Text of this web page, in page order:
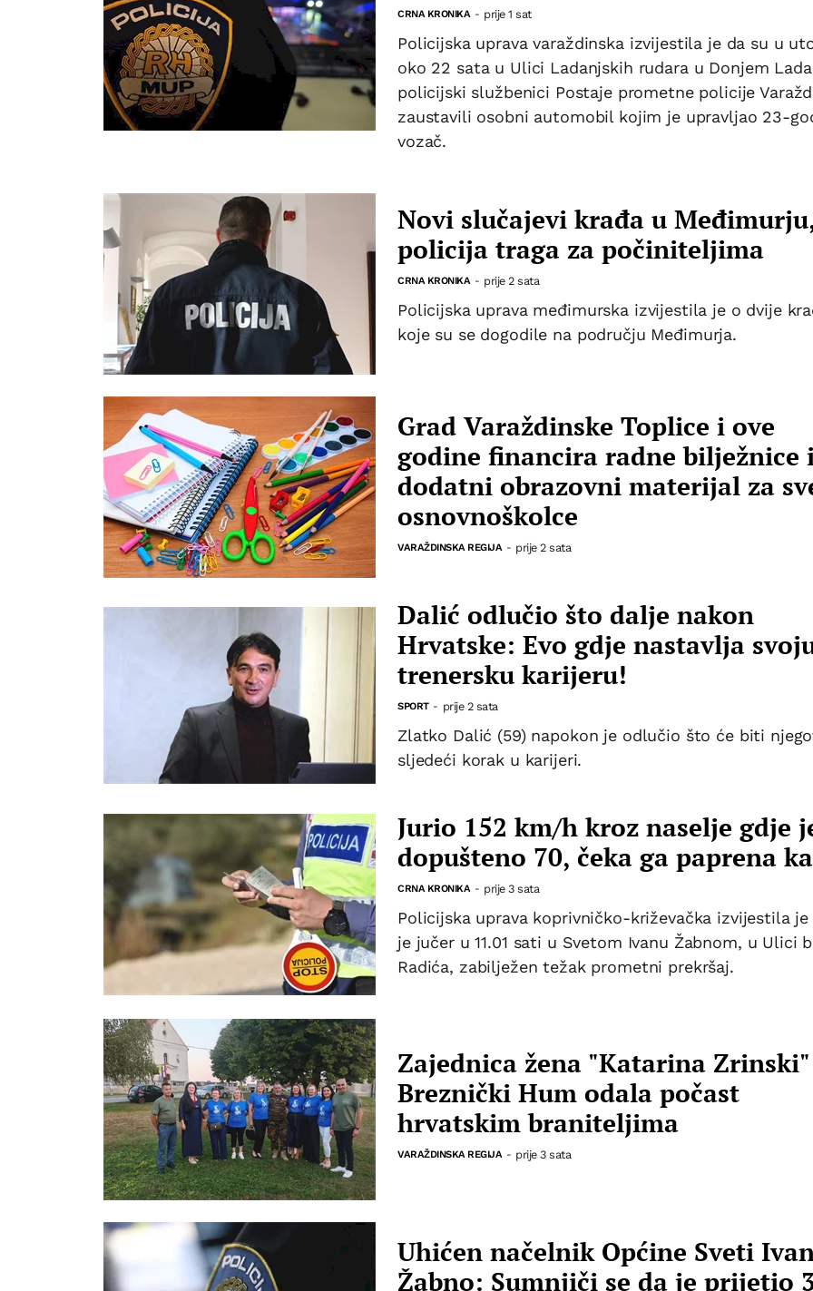
CRNA KRONIKA - prije 1 sat
Policijska uprava varaždinska izvijestila je da su u
oko 22 sata u Ulici Ladanjskih rudara u Donjem
policijski službenici Postaje prometne policije
zaustavili osobni automobil kojim je upravljao 23-
vozač.
Novi slučajevi krađa u
policija traga za počiniteljima
CRNA KRONIKA - prije 2 sata
Policijska uprava međimurska izvijestila je o dvije
koje su se dogodile na području Međimurja.
Grad Varaždinske Toplice i ove
godine financira radne bilježnice
dodatni obrazovni materijal za
osnovnoškolce
VARAŽDINSKA REGIJA - prije 2 sata
Dalić odlučio što dalje nakon
Hrvatske: Evo gdje nastavlja
trenersku karijeru!
SPORT - prije 2 sata
Zlatko Dalić (59) napokon je odlučio što će biti
sljedeći korak u karijeri.
Jurio 152 km/h kroz naselje gdje
dopušteno 70, čeka ga paprena
CRNA KRONIKA - prije 3 sata
Policijska uprava koprivničko-križevačka izvijestila je
je jučer u 11.01 sati u Svetom Ivanu Žabnom, u Ulici
Radića, zabilježen težak prometni prekršaj.
Zajednica žena "Katarina Zrinski"
Breznički Hum odala počast
hrvatskim braniteljima
VARAŽDINSKA REGIJA - prije 3 sata
Uhićen načelnik Općine Sveti
Žabno: Sumnjiči se da je prijetio